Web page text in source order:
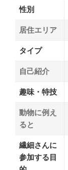
性別
居住エリア
タイプ
自己紹介
趣味・特技
動物に例え
ると
繊細さんに
参加する目